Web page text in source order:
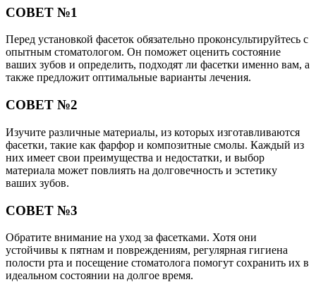
СОВЕТ №1
Перед установкой фасеток обязательно проконсультируйтесь с
опытным стоматологом. Он поможет оценить состояние
ваших зубов и определить, подходят ли фасетки именно вам, а
также предложит оптимальные варианты лечения.
СОВЕТ №2
Изучите различные материалы, из которых изготавливаются
фасетки, такие как фарфор и композитные смолы. Каждый из
них имеет свои преимущества и недостатки, и выбор
материала может повлиять на долговечность и эстетику
ваших зубов.
СОВЕТ №3
Обратите внимание на уход за фасетками. Хотя они
устойчивы к пятнам и повреждениям, регулярная гигиена
полости рта и посещение стоматолога помогут сохранить их в
идеальном состоянии на долгое время.